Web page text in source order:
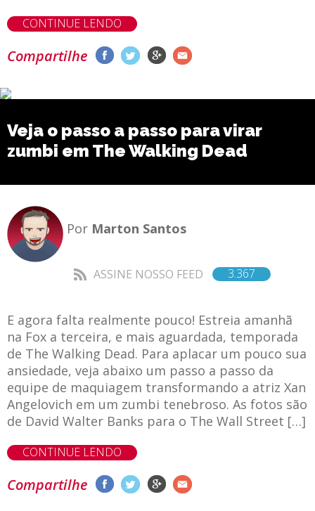
CONTINUE LENDO
Compartilhe
Veja o passo a passo para virar
zumbi em The Walking Dead
Por Marton Santos
ASSINE NOSSO FEED 3.367
E agora falta realmente pouco! Estreia amanhã
na Fox a terceira, e mais aguardada, temporada
de The Walking Dead. Para aplacar um pouco sua
ansiedade, veja abaixo um passo a passo da
equipe de maquiagem transformando a atriz Xan
Angelovich em um zumbi tenebroso. As fotos são
de David Walter Banks para o The Wall Street […]
CONTINUE LENDO
Compartilhe